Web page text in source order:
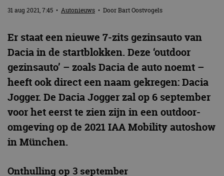
31 aug 2021, 7:45 • Autonieuws • DoorBart Oostvogels
Er staat een nieuwe 7-zits gezinsauto van
Dacia in de startblokken. Deze ‘outdoor
gezinsauto’ – zoals Dacia de auto noemt –
heeft ook direct een naam gekregen: Dacia
Jogger. De Dacia Jogger zal op 6 september
voor het eerst te zien zijn in een outdoor-
omgeving op de 2021 IAA Mobility autoshow
in München.
Onthulling op 3 september